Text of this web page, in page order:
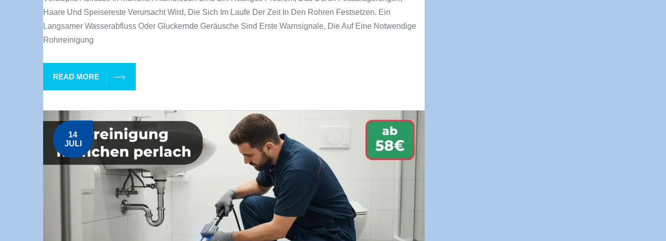
Haare Und Speisereste Verursacht Wird, Die Sich Im Laufe Der Zeit In Den Rohren Festsetzen. Ein
Langsamer Wasserabfluss Oder Gluckernde Geräusche Sind Erste Warnsignale, Die Auf Eine Notwendige
Rohrreinigung
READ MORE
14
JULI